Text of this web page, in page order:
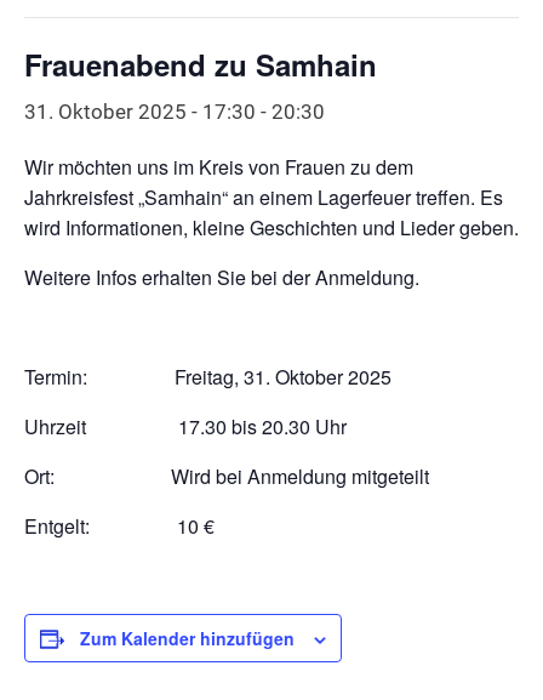
Frauenabend zu Samhain
31. Oktober 2025 - 17:30 - 20:30
Wir möchten uns im Kreis von Frauen zu dem
Jahrkreisfest „Samhain“ an einem Lagerfeuer treffen. Es
wird Informationen, kleine Geschichten und Lieder geben.
Weitere Infos erhalten Sie bei der Anmeldung.
Termin: Freitag, 31. Oktober 2025
Uhrzeit 17.30 bis 20.30 Uhr
Ort: Wird bei Anmeldung mitgeteilt
Entgelt: 10 €
Zum Kalender hinzufügen